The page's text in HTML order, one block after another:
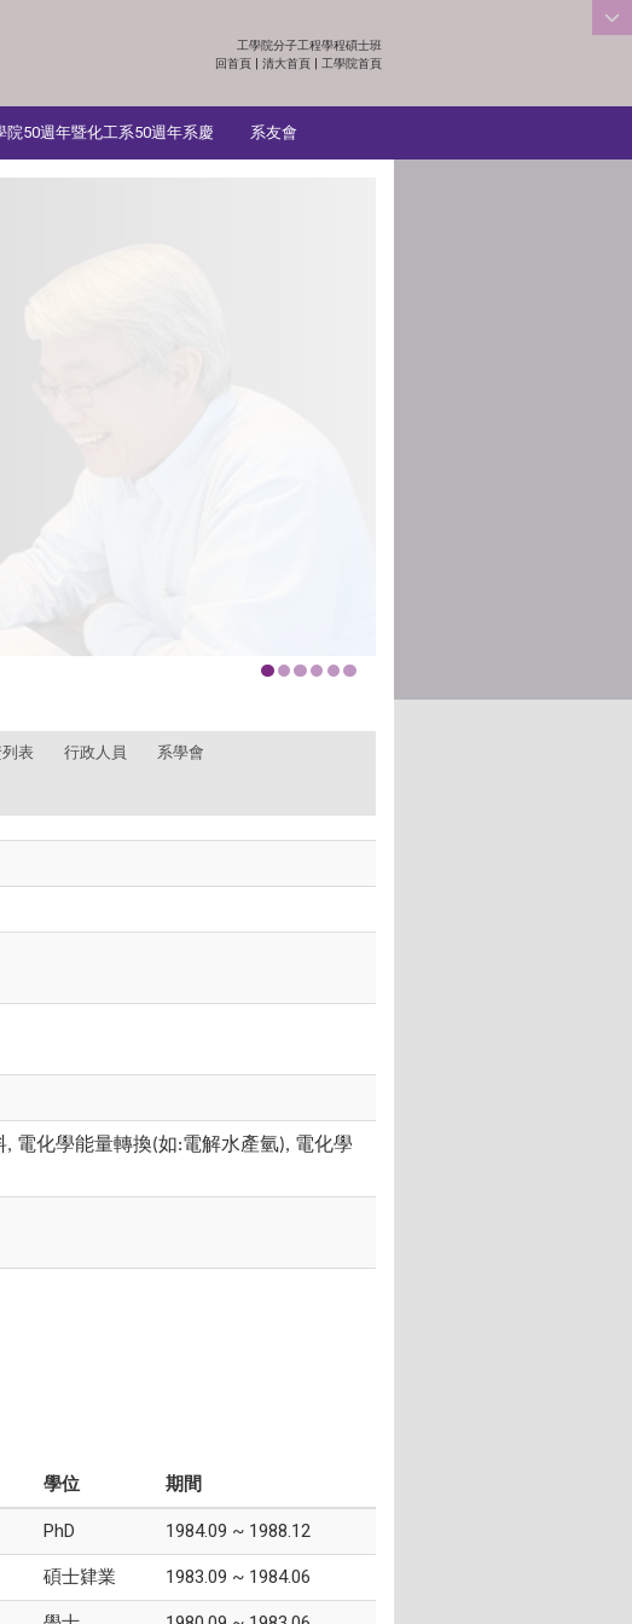
:::
工學院分子工程學程碩士班
回首頁 | 清大首頁 | 工學院首頁
院50週年暨化工系50週年系慶 系友會
表 行政人員 系學會
, 電化學能量轉換(如:電解水產氫), 電化學
學位 期間
PhD 1984.09 ~ 1988.12
碩士肄業 1983.09 ~ 1984.06